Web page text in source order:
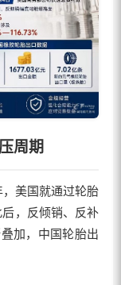
周期
美国就通过轮胎
，反倾销、反补
加，中国轮胎出